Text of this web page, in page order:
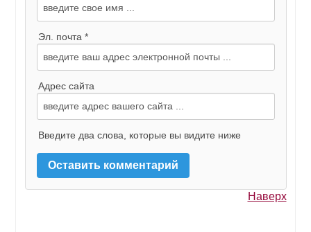
Эл. почта *
Адрес сайта
Введите два слова, которые вы видите ниже
Наверх